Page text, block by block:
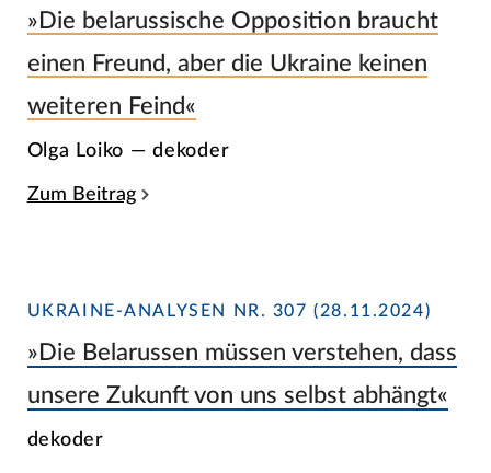
»Die belarussische Opposition braucht
einen Freund, aber die Ukraine keinen
weiteren Feind«
Olga Loiko — dekoder
Zum Beitrag
UKRAINE-ANALYSEN NR. 307 (28.11.2024)
»Die Belarussen müssen verstehen, dass
unsere Zukunft von uns selbst abhängt«
dekoder